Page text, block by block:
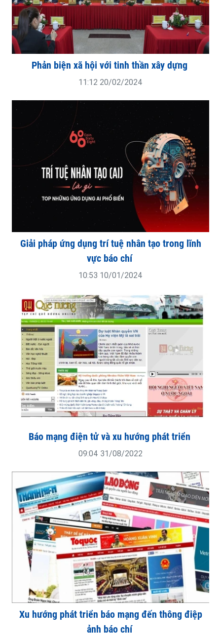
Phản biện xã hội với tinh thần xây dựng
11:12 20/02/2024
Giải pháp ứng dụng trí tuệ nhân tạo trong lĩnh
vực báo chí
10:53 10/01/2024
Báo mạng điện tử và xu hướng phát triển
09:04 31/08/2022
Xu hướng phát triển báo mạng đến thông điệp
ảnh báo chí